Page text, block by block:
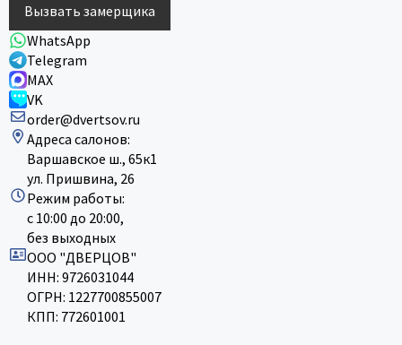
Вызвать замерщика
WhatsApp
Telegram
MAX
VK
order@dvertsov.ru
Адреса салонов:
Варшавское ш., 65к1
ул. Пришвина, 26
Режим работы:
с 10:00 до 20:00,
без выходных
ООО "ДВЕРЦОВ"
ИНН: 9726031044
ОГРН: 1227700855007
КПП: 772601001